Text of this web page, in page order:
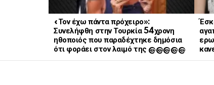
«Τον έχω πάντα πρόχειρο»:
Συνελήφθη στην Τουρκία 54χρονη
ηθοποιός που παραδέχτηκε δημόσια
ότι φοράει στον λαιμό της @@@@@